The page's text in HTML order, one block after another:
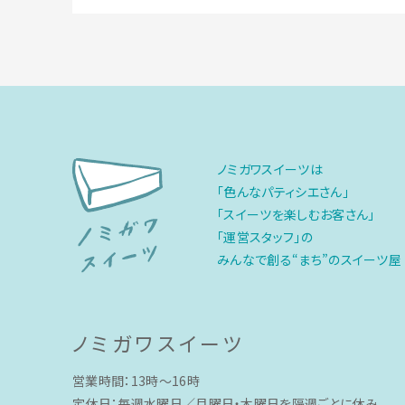
ノミガワスイーツは
「色んなパティシエさん」
「スイーツを楽しむお客さん」
「運営スタッフ」の
みんなで創る“まち”のスイーツ屋
ノミガワスイーツ
営業時間：13時〜16時